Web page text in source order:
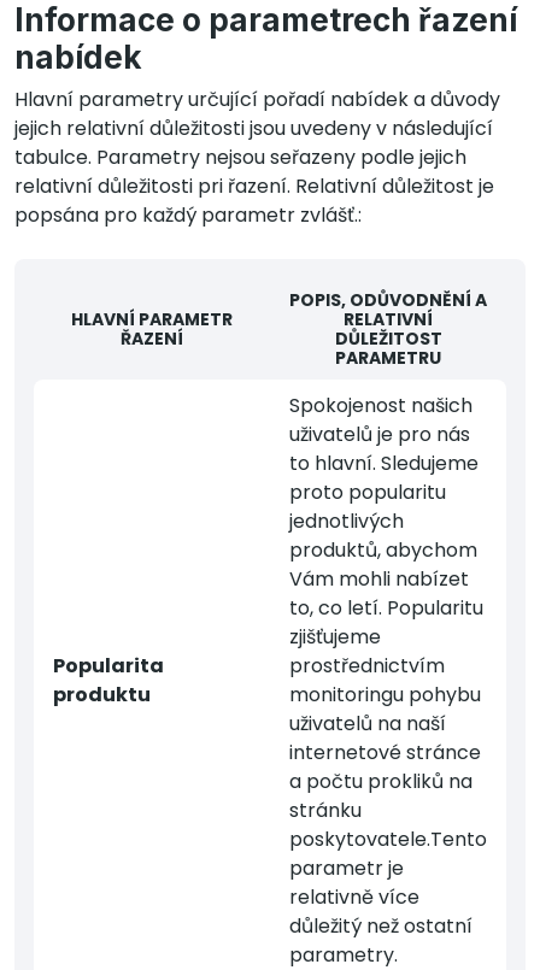
Informace o parametrech řazení
nabídek
Hlavní parametry určující pořadí nabídek a důvody
jejich relativní důležitosti jsou uvedeny v následující
tabulce. Parametry nejsou seřazeny podle jejich
relativní důležitosti pri řazení. Relativní důležitost je
popsána pro každý parametr zvlášť.:
HLAVNÍ PARAMETR
ŘAZENÍ
POPIS, ODŮVODNĚNÍ A
RELATIVNÍ
DŮLEŽITOST
PARAMETRU
Popularita
produktu
Spokojenost našich
uživatelů je pro nás
to hlavní. Sledujeme
proto popularitu
jednotlivých
produktů, abychom
Vám mohli nabízet
to, co letí. Popularitu
zjišťujeme
prostřednictvím
monitoringu pohybu
uživatelů na naší
internetové stránce
a počtu prokliků na
stránku
poskytovatele.Tento
parametr je
relativně více
důležitý než ostatní
parametry.